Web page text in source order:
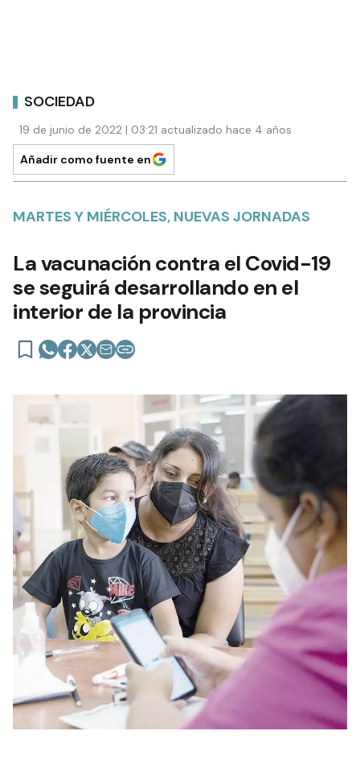
SOCIEDAD
19 de junio de 2022 | 03:21 actualizado hace 4 años
Añadir como fuente en
MARTES Y MIÉRCOLES, NUEVAS JORNADAS
La vacunación contra el Covid-19
se seguirá desarrollando en el
interior de la provincia